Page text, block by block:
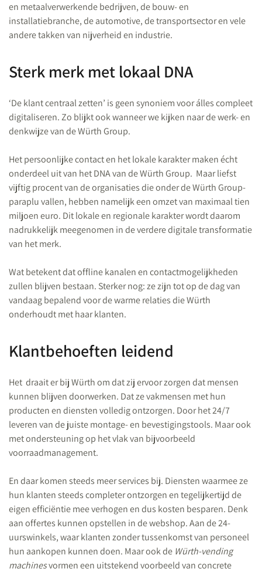
en metaalverwerkende bedrijven, de bouw- en
installatiebranche, de automotive, de transportsector en vele
andere takken van nijverheid en industrie.
Sterk merk met lokaal DNA
‘De klant centraal zetten’ is geen synoniem voor álles compleet
digitaliseren. Zo blijkt ook wanneer we kijken naar de werk- en
denkwijze van de Würth Group.
Het persoonlijke contact en het lokale karakter maken écht
onderdeel uit van het DNA van de Würth Group. Maar liefst
vijftig procent van de organisaties die onder de Würth Group-
paraplu vallen, hebben namelijk een omzet van maximaal tien
miljoen euro. Dit lokale en regionale karakter wordt daarom
nadrukkelijk meegenomen in de verdere digitale transformatie
van het merk.
Wat betekent dat offline kanalen en contactmogelijkheden
zullen blijven bestaan. Sterker nog: ze zijn tot op de dag van
vandaag bepalend voor de warme relaties die Würth
onderhoudt met haar klanten.
Klantbehoeften leidend
Het draait er bij Würth om dat zij ervoor zorgen dat mensen
kunnen blijven doorwerken. Dat ze vakmensen met hun
producten en diensten volledig ontzorgen. Door het 24/7
leveren van de juiste montage- en bevestigingstools. Maar ook
met ondersteuning op het vlak van bijvoorbeeld
voorraadmanagement.
En daar komen steeds meer services bij. Diensten waarmee ze
hun klanten steeds completer ontzorgen en tegelijkertijd de
eigen efficiëntie mee verhogen en dus kosten besparen. Denk
aan offertes kunnen opstellen in de webshop. Aan de 24-
uurswinkels, waar klanten zonder tussenkomst van personeel
hun aankopen kunnen doen. Maar ook de Würth-vending
machinesvormen een uitstekend voorbeeld van concrete